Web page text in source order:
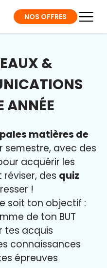
NOS OFFRES
&
ANNÉE
matières de
semestre, avec des
acquérir les
des quiz
!
soit ton objectif :
de ton BUT
tes acquis
connaissances
épreuves